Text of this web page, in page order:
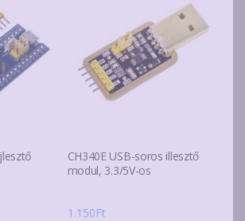
CH340E USB-soros illesztő
modul, 3.3/5V-os
1.150Ft